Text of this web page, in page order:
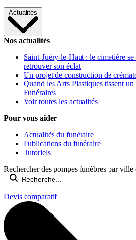
Actualités
Nos actualités
Saint-Juéry-le-Haut : le cimetière
retrouver son éclat
Un projet de construction de
Quand les Arts Plastiques tissent
Funéraires
Voir toutes les actualités
Pour vous aider
Actualités du funéraire
Publications du funéraire
Tutoriels
Rechercher des pompes funèbres par ville
Devis comparatif